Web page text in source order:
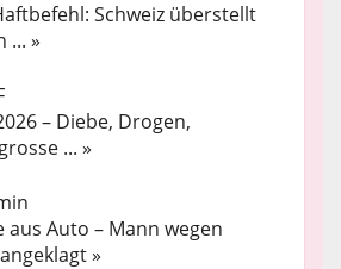
Schweiz überstellt
... »
– Diebe, Drogen,
... »
aus Auto – Mann wegen
»